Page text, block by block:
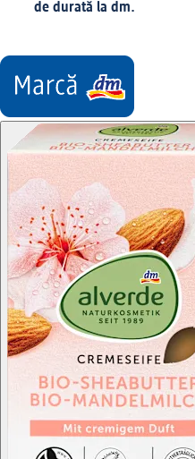
de durată la dm.